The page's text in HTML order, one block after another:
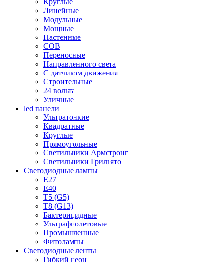
Круглые
Линейные
Модульные
Мощные
Настенные
COB
Переносные
Направленного света
С датчиком движения
Строительные
24 вольта
Уличные
led панели
Ультратонкие
Квадратные
Круглые
Прямоугольные
Светильники Армстронг
Светильники Грильято
Светодиодные лампы
E27
Е40
T5 (G5)
T8 (G13)
Бактерицидные
Ультрафиолетовые
Промышленные
Фитолампы
Светодиодные ленты
Гибкий неон